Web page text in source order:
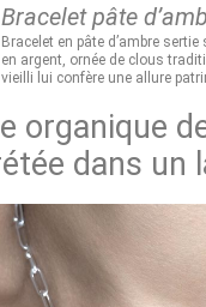
Bracelet pâte
Bracelet en pâte d’ambre
en argent, ornée de clous
vieilli lui confère une allure
organique
dans un